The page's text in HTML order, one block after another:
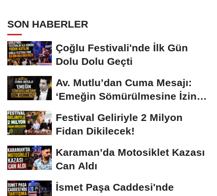
SON HABERLER
Çoğlu Festivali'nde İlk Gün
Dolu Dolu Geçti
Av. Mutlu’dan Cuma Mesajı:
‘Emeğin Sömürülmesine İzin
Festival Geliriyle 2 Milyon
Fidan Dikilecek!
Karaman’da Motosiklet Kazası
Can Aldı
İsmet Paşa Caddesi'nde